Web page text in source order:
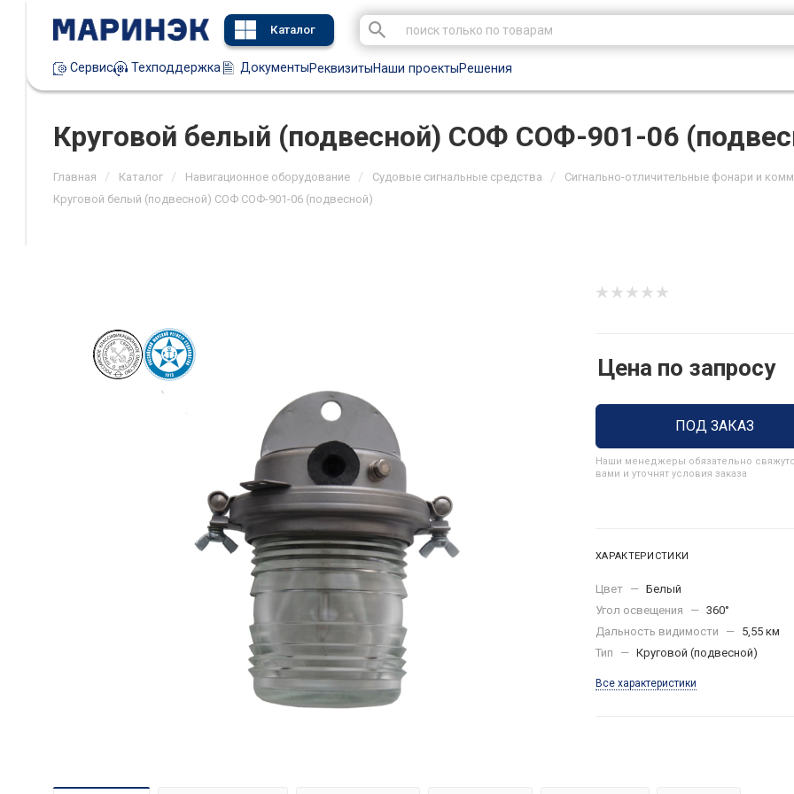
Каталог
Сервис Техподдержка ДокументыРеквизитыНаши проектыРешения
Круговой белый (подвесной) СОФ СОФ-901-06
Главная / Каталог / Навигационное оборудование / Судовые сигнальные средства /
Сигнально-отличительные фонари и
Круговой белый (подвесной) СОФ СОФ-901-06 (подвесной)
Цена по запросу
ПОД ЗАКАЗ
Наши менеджеры обязательно
вами и уточнят условия заказа
ХАРАКТЕРИСТИКИ
Цвет — Белый
Угол освещения
— 360°
Дальность видимости
— 5,55 км
Тип
— Круговой (подвесной)
Все характеристики